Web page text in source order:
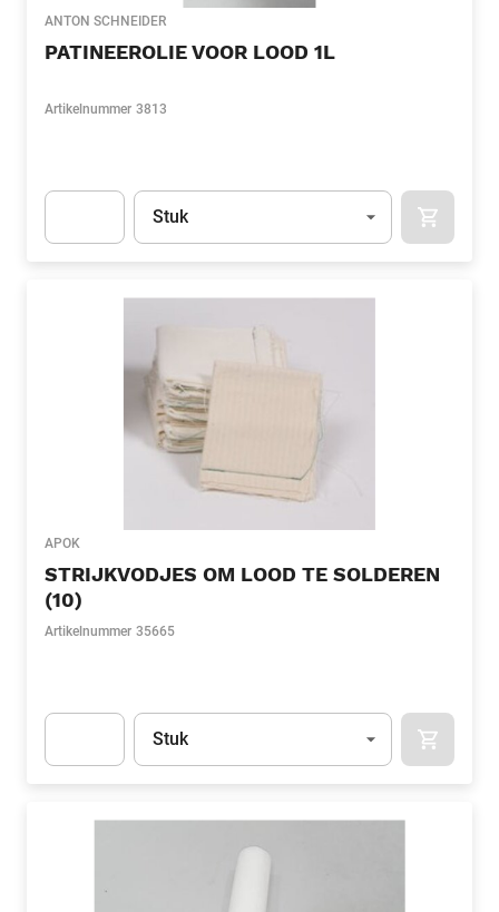
ANTON SCHNEIDER
PATINEEROLIE VOOR LOOD 1L
Artikelnummer 3813
Eenheid
Stuk
APOK
STRIJKVODJES OM LOOD TE SOLDEREN
(10)
Artikelnummer 35665
Eenheid
Stuk